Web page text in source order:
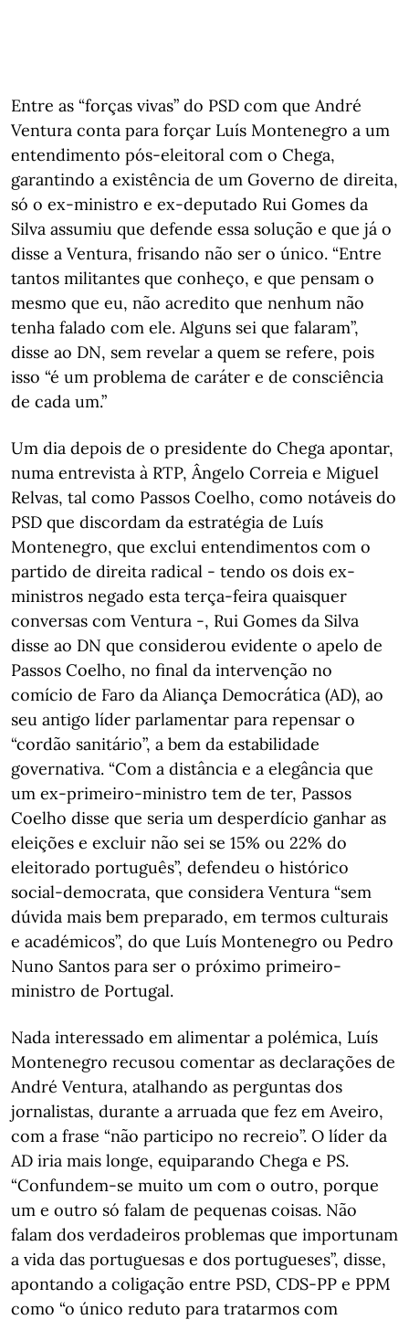
Entre as “forças vivas” do PSD com que André
Ventura conta para forçar Luís Montenegro a um
entendimento pós-eleitoral com o Chega,
garantindo a existência de um Governo de direita,
só o ex-ministro e ex-deputado Rui Gomes da
Silva assumiu que defende essa solução e que já o
disse a Ventura, frisando não ser o único. “Entre
tantos militantes que conheço, e que pensam o
mesmo que eu, não acredito que nenhum não
tenha falado com ele. Alguns sei que falaram”,
disse ao DN, sem revelar a quem se refere, pois
isso “é um problema de caráter e de consciência
de cada um.”
Um dia depois de o presidente do Chega apontar,
numa entrevista à RTP, Ângelo Correia e Miguel
Relvas, tal como Passos Coelho, como notáveis do
PSD que discordam da estratégia de Luís
Montenegro, que exclui entendimentos com o
partido de direita radical - tendo os dois ex-
ministros negado esta terça-feira quaisquer
conversas com Ventura -, Rui Gomes da Silva
disse ao DN que considerou evidente o apelo de
Passos Coelho, no final da intervenção no
comício de Faro da Aliança Democrática (AD), ao
seu antigo líder parlamentar para repensar o
“cordão sanitário”, a bem da estabilidade
governativa. “Com a distância e a elegância que
um ex-primeiro-ministro tem de ter, Passos
Coelho disse que seria um desperdício ganhar as
eleições e excluir não sei se 15% ou 22% do
eleitorado português”, defendeu o histórico
social-democrata, que considera Ventura “sem
dúvida mais bem preparado, em termos culturais
e académicos”, do que Luís Montenegro ou Pedro
Nuno Santos para ser o próximo primeiro-
ministro de Portugal.
Nada interessado em alimentar a polémica, Luís
Montenegro recusou comentar as declarações de
André Ventura, atalhando as perguntas dos
jornalistas, durante a arruada que fez em Aveiro,
com a frase “não participo no recreio”. O líder da
AD iria mais longe, equiparando Chega e PS.
“Confundem-se muito um com o outro, porque
um e outro só falam de pequenas coisas. Não
falam dos verdadeiros problemas que importunam
a vida das portuguesas e dos portugueses”, disse,
apontando a coligação entre PSD, CDS-PP e PPM
como “o único reduto para tratarmos com